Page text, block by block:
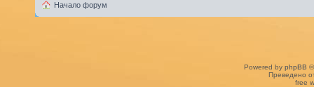
Начало форум
Powered by phpBB
Преведено
free